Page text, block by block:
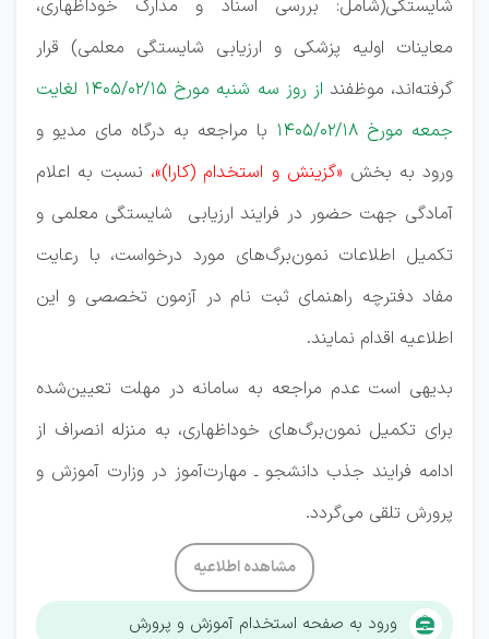
شایستگی(شامل: بررسی اسناد و مدارک خوداظهاری،
معاینات اولیه پزشکی و ارزیابی شایستگی معلمی) قرار
گرفته‌اند، موظفند
از روز سه شنبه مورخ ۱۴۰۵/۰۲/۱۵ لغایت
جمعه مورخ ۱۴۰۵/۰۲/۱۸
با مراجعه به درگاه مای مدیو و
ورود به بخش «گزینش و استخدام (کارا)»، نسبت به اعلام
آمادگی جهت حضور در فرایند ارزیابی شایستگی معلمی و
تکمیل اطلاعات نمون‌برگ‌های مورد درخواست، با رعایت
مفاد دفترچه راهنمای ثبت نام در آزمون تخصصی و این
اطلاعیه اقدام نمایند.
بدیهی است عدم مراجعه به سامانه در مهلت تعیین‌شده
برای تکمیل نمون‌برگ‌های خوداظهاری، به منزله انصراف از
ادامه فرایند جذب دانشجو ـ مهارت‌آموز در وزارت آموزش و
پرورش تلقی می‌گردد.
مشاهده اطلاعیه
ورود به صفحه استخدام آموزش و پرورش